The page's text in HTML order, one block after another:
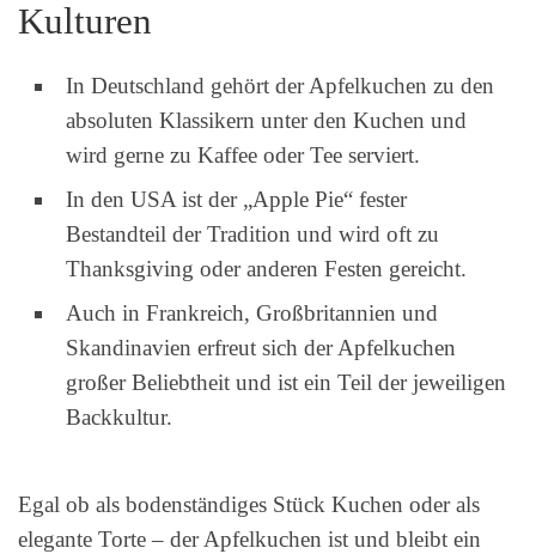
Kulturen
In Deutschland gehört der Apfelkuchen zu den
absoluten Klassikern unter den Kuchen und
wird gerne zu Kaffee oder Tee serviert.
In den USA ist der „Apple Pie“ fester
Bestandteil der Tradition und wird oft zu
Thanksgiving oder anderen Festen gereicht.
Auch in Frankreich, Großbritannien und
Skandinavien erfreut sich der Apfelkuchen
großer Beliebtheit und ist ein Teil der jeweiligen
Backkultur.
Egal ob als bodenständiges Stück Kuchen oder als
elegante Torte – der Apfelkuchen ist und bleibt ein